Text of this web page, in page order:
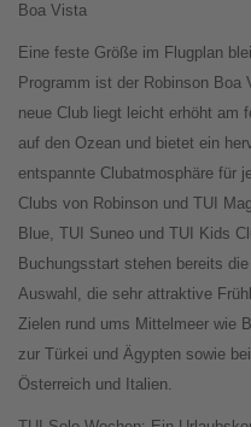
Boa Vista
Eine feste Größe im Flugplan
Programm ist der Robinson
neue Club liegt leicht erhöht am
auf den Ozean und bietet ein
entspannte Clubatmosphäre für
Clubs von Robinson und TUI
Blue, TUI Suneo und TUI Kids
Buchungsstart stehen bereits
Auswahl, die sehr attraktive
Zielen rund ums Mittelmeer wie
zur Türkei und Ägypten sowie
Österreich und Italien.